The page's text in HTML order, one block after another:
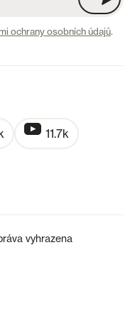
ochrany osobních údajů.
11.7k
vyhrazena